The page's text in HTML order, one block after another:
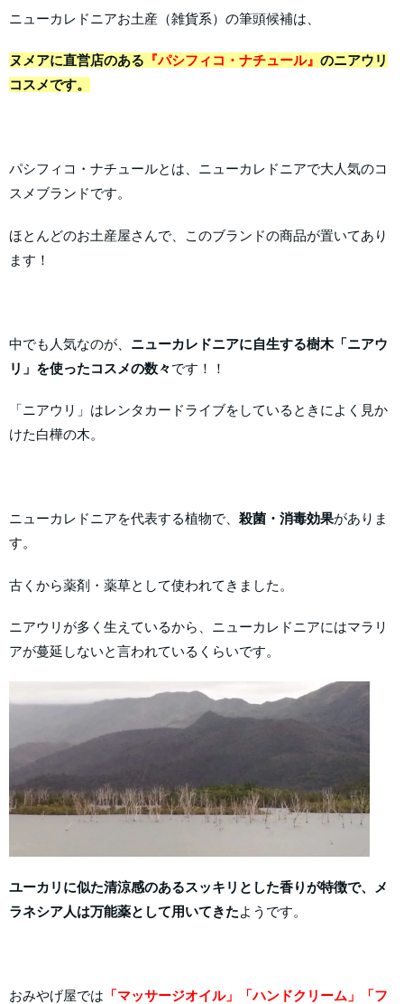
ニューカレドニアお土産（雑貨系）の筆頭候補は、
ヌメアに直営店のある 『パシフィコ・ナチュール』 のニアウリ
コスメです。
パシフィコ・ナチュールとは、ニューカレドニアで大人気のコ
スメブランドです。
ほとんどのお土産屋さんで、このブランドの商品が置いてあり
ます！
中でも人気なのが、 ニューカレドニアに自生する樹木「ニアウ
リ」を使ったコスメの数々です！！
「ニアウリ」はレンタカードライブをしているときによく見か
けた白樺の木。
ニューカレドニアを代表する植物で、 殺菌・消毒効果がありま
す。
古くから薬剤・薬草として使われてきました。
ニアウリが多く生えているから、ニューカレドニアにはマラリ
アが蔓延しないと言われているくらいです。
ユーカリに似た清涼感のあるスッキリとした香りが特徴で、メ
ラネシア人は万能薬として用いてきたようです。
おみやげ屋では 「マッサージオイル」「ハンドクリーム」「フ